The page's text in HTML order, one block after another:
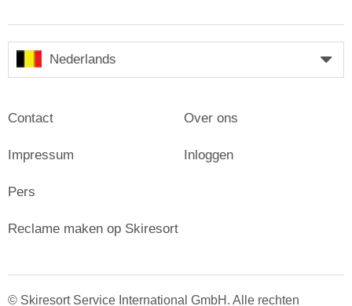
Nederlands
Contact
Impressum
Pers
Over ons
Inloggen
Reclame maken op Skiresort
© Skiresort Service International GmbH. Alle rechten